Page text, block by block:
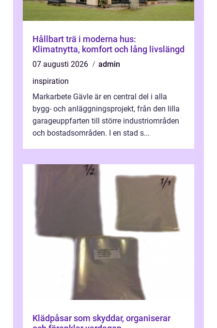
Hållbart trä i moderna hus:
Klimatnytta, komfort och lång livslängd
07 augusti 2026
admin
inspiration
Markarbete Gävle är en central del i alla
bygg- och anläggningsprojekt, från den lilla
garageuppfarten till större industriområden
och bostadsområden. I en stad s...
Klädpåsar som skyddar, organiserar